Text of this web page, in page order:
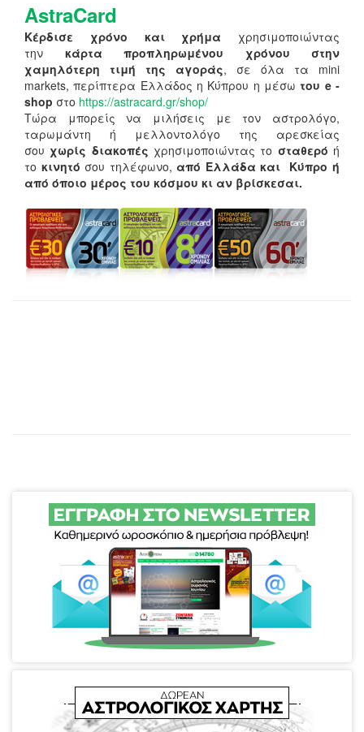
AstraCard
Κέρδισε χρόνο και χρήμα χρησιμοποιώντας
την κάρτα προπληρωμένου χρόνου στην
χαμηλότερη τιμή της αγοράς, σε όλα τα mini
markets, περίπτερα Ελλάδος η Κύπρου η μέσωτου e -
shop στο https://astracard.gr/shop/
Τώρα μπορείς να μιλήσεις με τον αστρολόγο,
ταρωμάντη ή μελλοντολόγο της αρεσκείας
σου χωρίς διακοπές χρησιμοποιώντας το σταθερό ή
το κινητό σου τηλέφωνο,από Ελλάδα και Κύπρο ή
από όποιο μέρος του κόσμου κι αν βρίσκεσαι.